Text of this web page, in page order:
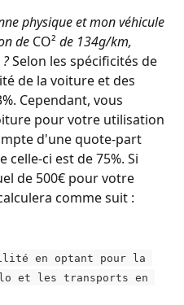
physique et mon véhicule
de CO² de 134g/km,
Selon les spécificités de
de la voiture et des
Cependant, vous
pour votre utilisation
d'une quote-part
ci est de 75%. Si
de 500€ pour votre
comme suit :
en optant pour la
et les transports en